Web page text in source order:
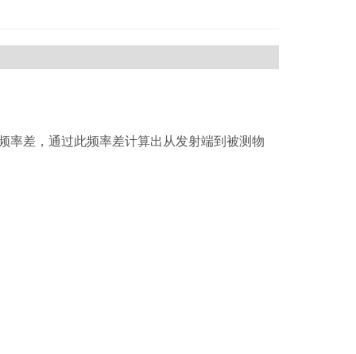
率差，通过此频率差计算出从发射端到被测物